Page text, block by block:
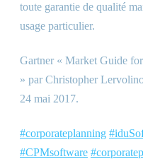
toute garantie de qualité
usage particulier.
Gartner « Market Guide
» par Christopher
24 mai 2017.
#corporateplanning
#CPMsoftware